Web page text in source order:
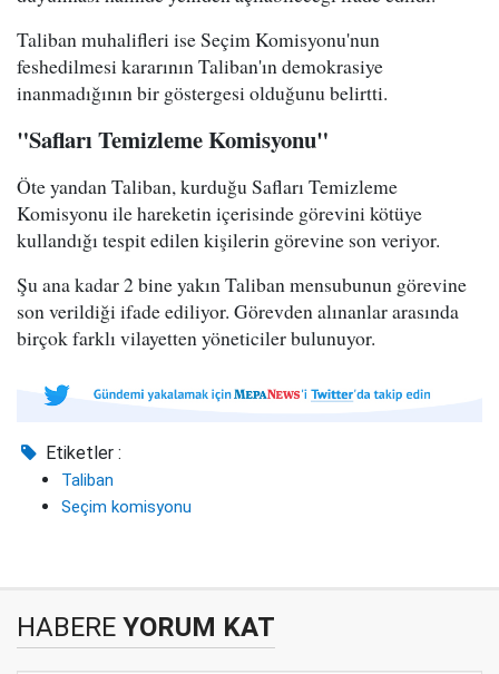
Taliban muhalifleri ise Seçim Komisyonu'nun
feshedilmesi kararının Taliban'ın demokrasiye
inanmadığının bir göstergesi olduğunu belirtti.
"Safları Temizleme Komisyonu"
Öte yandan Taliban, kurduğu Safları Temizleme
Komisyonu ile hareketin içerisinde görevini kötüye
kullandığı tespit edilen kişilerin görevine son veriyor.
Şu ana kadar 2 bine yakın Taliban mensubunun görevine
son verildiği ifade ediliyor. Görevden alınanlar arasında
birçok farklı vilayetten yöneticiler bulunuyor.
Etiketler :
Taliban
Seçim komisyonu
HABERE YORUM KAT